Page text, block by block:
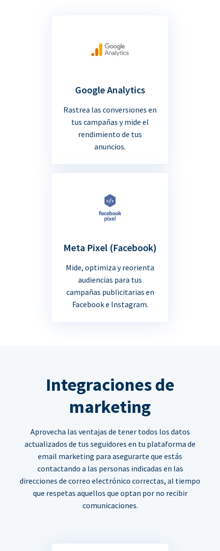
Google Analytics
Rastrea las conversiones en
tus campañas y mide el
rendimiento de tus
anuncios.
Meta Pixel (Facebook)
Mide, optimiza y reorienta
audiencias para tus
campañas publicitarias en
Facebook e Instagram.
Integraciones de
marketing
Aprovecha las ventajas de tener todos los datos
actualizados de tus seguidores en tu plataforma de
email marketing para asegurarte que estás
contactando a las personas indicadas en las
direcciones de correo electrónico correctas, al tiempo
que respetas aquellos que optan por no recibir
comunicaciones.